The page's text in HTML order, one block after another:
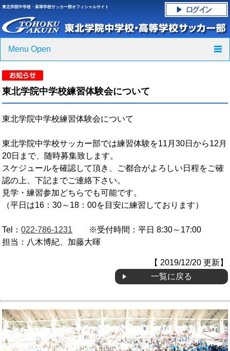
東北学院中学校・高等学校サッカー部オフィシャルサイト
Menu Open
ニュース
クラブ紹介・進路実績
スケジュール
グラウンド・施設紹介
フォトギャラリー
東北学院中学校練習体験会について
東北学院中学校練習体験会について
東北学院中学校サッカー部では練習体験を11月30日から12月
20日まで、随時募集致します。
スケジュールを確認して頂き、ご都合がよろしい日程をご確
認の上、下記までご連絡下さい。
見学・練習参加どちらでも可能です。
（平日は16：30～18：00を目安に練習しております）
Tel：022-786-1231 ※受付時間：平日 8:30～17:00
担当：八木博紀、加藤大暉
【 2019/12/20 更新】
一覧に戻る